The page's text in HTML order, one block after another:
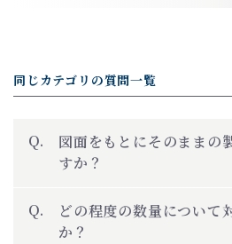
同じカテゴリの質問一覧
図面をもとにそのままの
すか？
どの程度の数量について
か？